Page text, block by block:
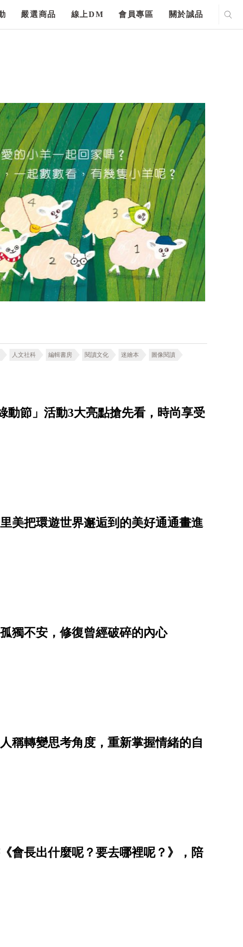
嚴選商品 線上DM 會員專區 關於誠品
人文社科 編輯書房 閱讀文化 迷繪本 圖像閱讀
動節」活動3大亮點搶先看，時尚享受
美把環遊世界邂逅到的美好通通畫進
獨不安，修復曾經破碎的內心
稱轉變思考角度，重新掌握情緒的自
會長出什麼呢？要去哪裡呢？》，陪